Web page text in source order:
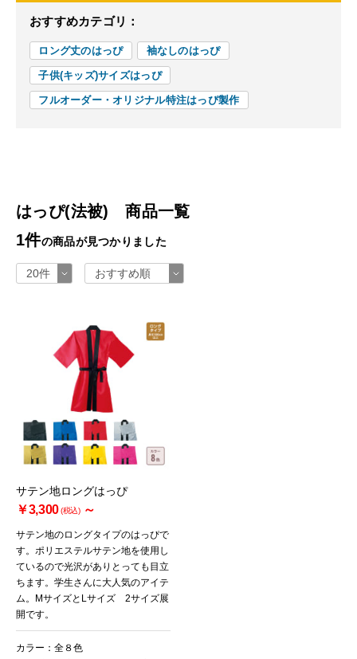
おすすめカテゴリ：
ロング丈のはっぴ 袖なしのはっぴ
子供(キッズ)サイズはっぴ
フルオーダー・オリジナル特注はっぴ製作
はっぴ(法被) 商品一覧
1件の商品が見つかりました
サテン地ロングはっぴ
￥3,300(税込)～
サテン地のロングタイプのはっぴで
す。ポリエステルサテン地を使用し
ているので光沢がありとっても目立
ちます。学生さんに大人気のアイテ
ム。MサイズとLサイズ 2サイズ展
開です。
カラー：全８色